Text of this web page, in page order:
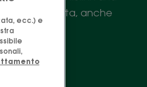
nella tua vita, anche
ecc.) e